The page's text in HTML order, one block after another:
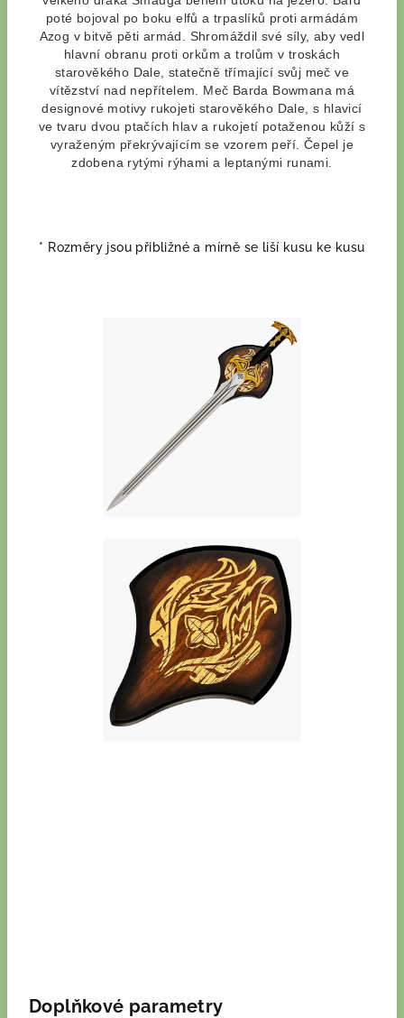
poté bojoval po boku elfů a trpaslíků proti armádám
Azog v bitvě pěti armád. Shromáždil své síly, aby vedl
hlavní obranu proti orkům a trolům v troskách
starověkého Dale, statečně třímající svůj meč ve
vítězství nad nepřítelem. Meč Barda Bowmana má
designové motivy rukojeti starověkého Dale, s hlavicí
ve tvaru dvou ptačích hlav a rukojetí potaženou kůží s
vyraženým překrývajícím se vzorem peří. Čepel je
zdobena rytými rýhami a leptanými runami.
* Rozměry jsou přibližné a mírně se liší kusu ke kusu
Doplňkové parametry